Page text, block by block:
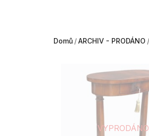
Domů ARCHIV - PRODÁNO
VYPRODÁNO